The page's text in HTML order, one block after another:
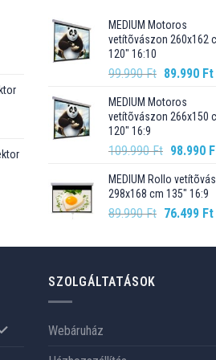
MEDIUM Motoros
vetítõvászon 260x162
120" 16:10
99.990Ft Original
was:
99.990 Ft.
89.990 Ft
MEDIUM Motoros
vetítõvászon 266x150
120" 16:9
109.990Ft Original
was:
109.990
98.990
MEDIUM Rollo
298x168 cm 135" 16:9
89.990Ft Original
was:
76.499 Ft
SZOLGÁLTATÁSOK
Webáruház